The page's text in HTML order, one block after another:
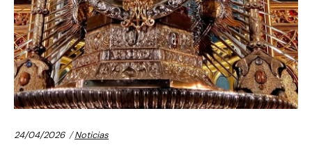
24/04/2026 Categories:
Noticias